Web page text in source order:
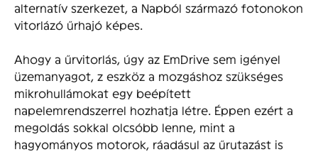
alternatív szerkezet, a Napból származó fotonokon
vitorlázó űrhajó képes.
Ahogy a űrvitorlás, úgy az EmDrive sem igényel
üzemanyagot, z eszköz a mozgáshoz szükséges
mikrohullámokat egy beépített
napelemrendszerrel hozhatja létre. Éppen ezért a
megoldás sokkal olcsóbb lenne, mint a
hagyományos motorok, ráadásul az űrutazást is